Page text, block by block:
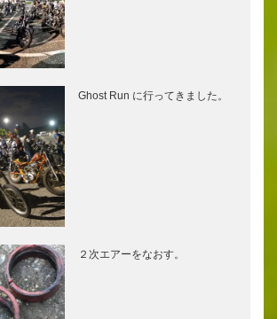
Ghost Run に行ってきました。
２次エアーをなおす。